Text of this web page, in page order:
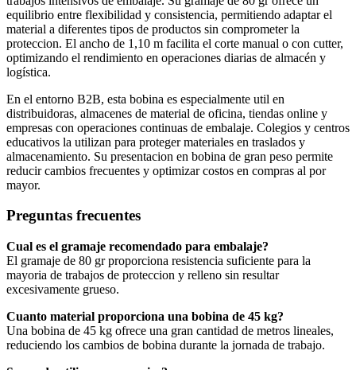
equilibrio entre flexibilidad y consistencia, permitiendo adaptar el
material a diferentes tipos de productos sin comprometer la
proteccion. El ancho de 1,10 m facilita el corte manual o con cutter,
optimizando el rendimiento en operaciones diarias de almacén y
logística.
En el entorno B2B, esta bobina es especialmente util en
distribuidoras, almacenes de material de oficina, tiendas online y
empresas con operaciones continuas de embalaje. Colegios y centros
educativos la utilizan para proteger materiales en traslados y
almacenamiento. Su presentacion en bobina de gran peso permite
reducir cambios frecuentes y optimizar costos en compras al por
mayor.
Preguntas frecuentes
Cual es el gramaje recomendado para embalaje?
El gramaje de 80 gr proporciona resistencia suficiente para la
mayoria de trabajos de proteccion y relleno sin resultar
excesivamente grueso.
Cuanto material proporciona una bobina de 45 kg?
Una bobina de 45 kg ofrece una gran cantidad de metros lineales,
reduciendo los cambios de bobina durante la jornada de trabajo.